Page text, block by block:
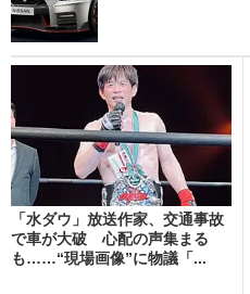
「水ダウ」放送作家、交通事故
で車が大破 心配の声集まる
も……“現場画像”に物議「...